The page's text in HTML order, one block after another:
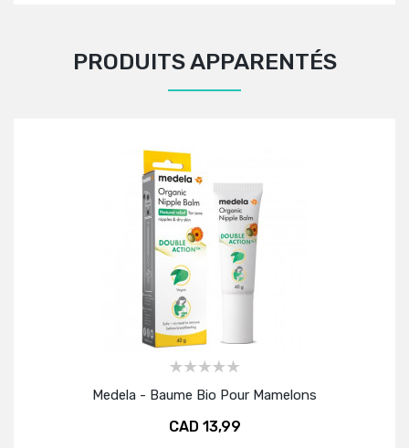
PRODUITS APPARENTÉS
Medela - Baume Bio Pour Mamelons
CAD 13,99